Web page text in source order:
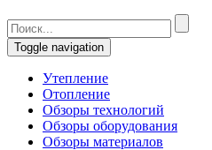
Toggle navigation
Утепление
Отопление
Обзоры технологий
Обзоры оборудования
Обзоры материалов